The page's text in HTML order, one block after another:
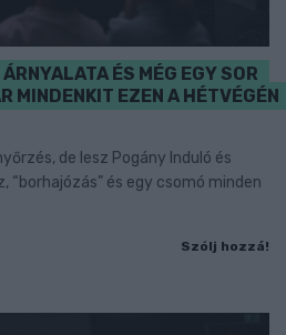
ÉS MÉG EGY SOR
MINDENKIT EZEN A HÉTVÉGÉN
de lesz Pogány Induló és
“borhajózás” és egy csomó minden
Szólj hozzá!